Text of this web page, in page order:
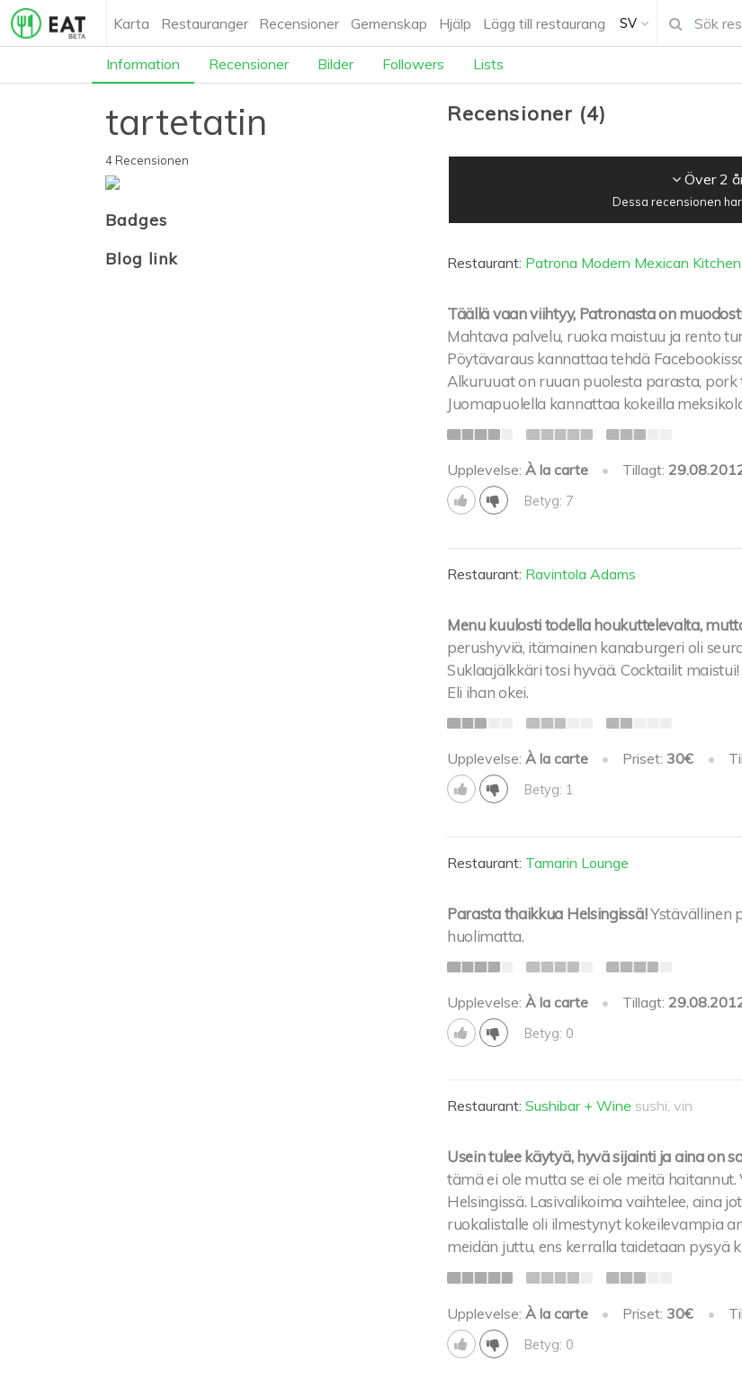
Karta Restauranger Recensioner Gemenskap Hjälp Lägg till restaurang SV
Information Recensioner Bilder Followers Lists
tartetatin
4 Recensionen
Badges
Blog link
Recensioner (4)
Över 2
Dessa recensionen
Restaurant: Patrona Modern Mexican Kitchen
Täällä vaan viihtyy, Patronasta on
Mahtava palvelu, ruoka maistuu ja rento
Pöytävaraus kannattaa tehdä
Alkuruuat on ruuan puolesta parasta, pork
Juomapuolella kannattaa kokeilla
Upplevelse: À la carte • Tillagt:
Betyg: 7
Restaurant: Ravintola Adams
Menu kuulosti todella houkuttelevalta,
perushyviä, itämainen kanaburgeri oli
Suklaajälkkäri tosi hyvää. Cocktailit maistui!
Eli ihan okei.
Upplevelse: À la carte • Priset: 30€ •
Betyg: 1
Restaurant: Tamarin Lounge
Parasta thaikkua Helsingissä!Ystävällinen
huolimatta.
Upplevelse: À la carte • Tillagt:
Betyg: 0
Restaurant: Sushibar + Wine sushi, vin
Usein tulee käytyä, hyvä sijainti ja aina on
tämä ei ole mutta se ei ole meitä
Helsingissä. Lasivalikoima vaihtelee, aina
ruokalistalle oli ilmestynyt kokeilevampia
meidän juttu, ens kerralla taidetaan pysyä
Upplevelse: À la carte • Priset: 30€ •
Betyg: 0